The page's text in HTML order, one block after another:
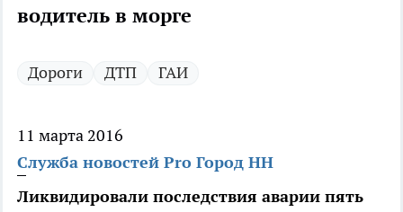
водитель в морге
Дороги ДТП ГАИ
11 марта 2016
Служба новостей Pro Город НН
Ликвидировали последствия аварии пять